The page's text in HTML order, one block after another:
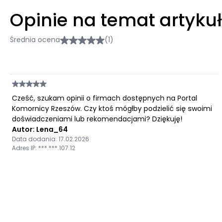
Opinie na temat
Średnia ocena (1)
Cześć, szukam opinii o firmach dostępnych na Portal
Komornicy Rzeszów. Czy ktoś mógłby podzielić się swoimi
doświadczeniami lub rekomendacjami? Dziękuję!
Autor: Lena_64
Data dodania: 17.02.2026
Adres IP: ***.***.107.12